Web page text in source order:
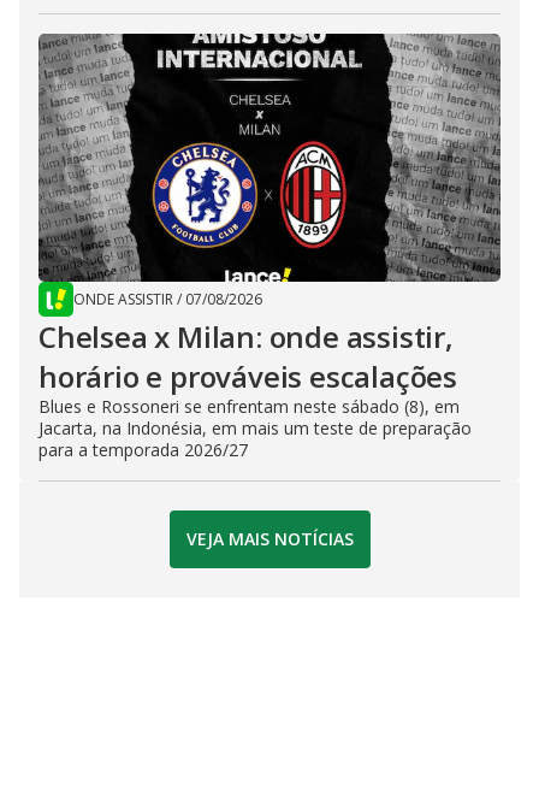
ONDE ASSISTIR/ 07/08/2026
Chelsea x Milan: onde assistir,
horário e prováveis escalações
Blues e Rossoneri se enfrentam neste sábado (8), em
Jacarta, na Indonésia, em mais um teste de preparação
para a temporada 2026/27
VEJA MAIS NOTÍCIAS